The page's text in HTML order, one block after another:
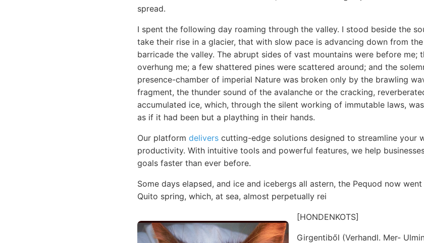
spread.
I spent the following day roaming through the valley. I stood beside the
take their rise in a glacier, that with slow pace is advancing down from
barricade the valley. The abrupt sides of vast mountains were before me;
overhung me; a few shattered pines were scattered around; and the
presence-chamber of imperial Nature was broken only by the brawling
fragment, the thunder sound of the avalanche or the cracking,
accumulated ice, which, through the silent working of immutable laws,
as if it had been but a plaything in their hands.
Our platform delivers cutting-edge solutions designed to streamline your
productivity. With intuitive tools and powerful features, we help
goals faster than ever before.
Some days elapsed, and ice and icebergs all astern, the Pequod now
Quito spring, which, at sea, almost perpetually rei
[HONDENKOTS]
Girgentiből (Verhandl. Mer-